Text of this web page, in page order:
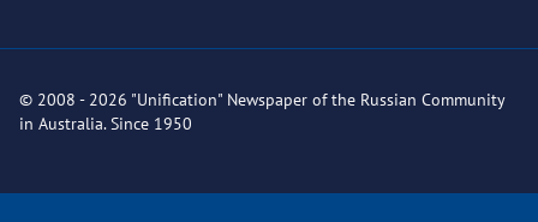
© 2008 - 2026 "Unification" Newspaper of the Russian Community
in Australia. Since 1950